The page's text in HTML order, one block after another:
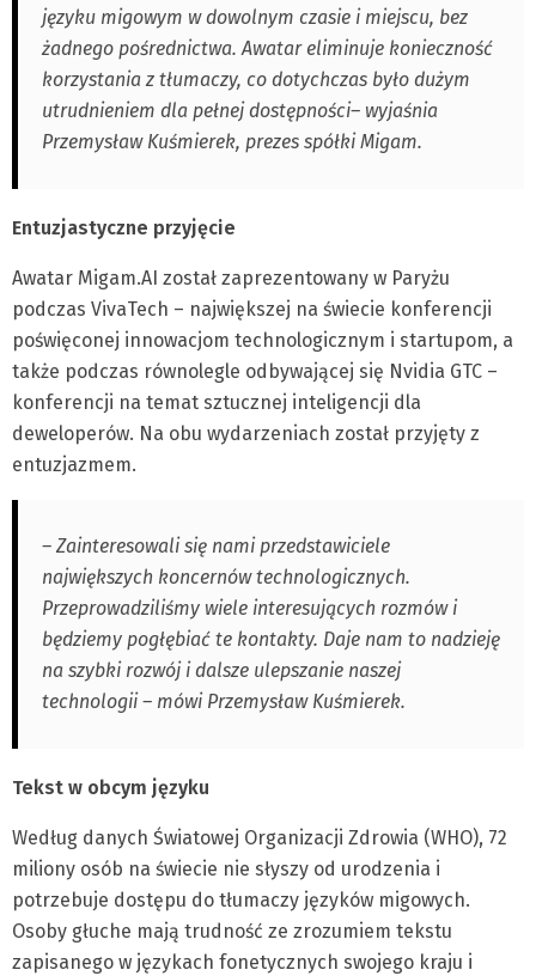
języku migowym w dowolnym czasie i miejscu, bez
żadnego pośrednictwa. Awatar eliminuje konieczność
korzystania z tłumaczy, co dotychczas było dużym
utrudnieniem dla pełnej dostępności– wyjaśnia
Przemysław Kuśmierek, prezes spółki Migam.
Entuzjastyczne przyjęcie
Awatar Migam.AI został zaprezentowany w Paryżu
podczas VivaTech – największej na świecie konferencji
poświęconej innowacjom technologicznym i startupom, a
także podczas równolegle odbywającej się Nvidia GTC –
konferencji na temat sztucznej inteligencji dla
deweloperów. Na obu wydarzeniach został przyjęty z
entuzjazmem.
– Zainteresowali się nami przedstawiciele
największych koncernów technologicznych.
Przeprowadziliśmy wiele interesujących rozmów i
będziemy pogłębiać te kontakty. Daje nam to nadzieję
na szybki rozwój i dalsze ulepszanie naszej
technologii – mówi Przemysław Kuśmierek.
Tekst w obcym języku
Według danych Światowej Organizacji Zdrowia (WHO), 72
miliony osób na świecie nie słyszy od urodzenia i
potrzebuje dostępu do tłumaczy języków migowych.
Osoby głuche mają trudność ze zrozumiem tekstu
zapisanego w językach fonetycznych swojego kraju i